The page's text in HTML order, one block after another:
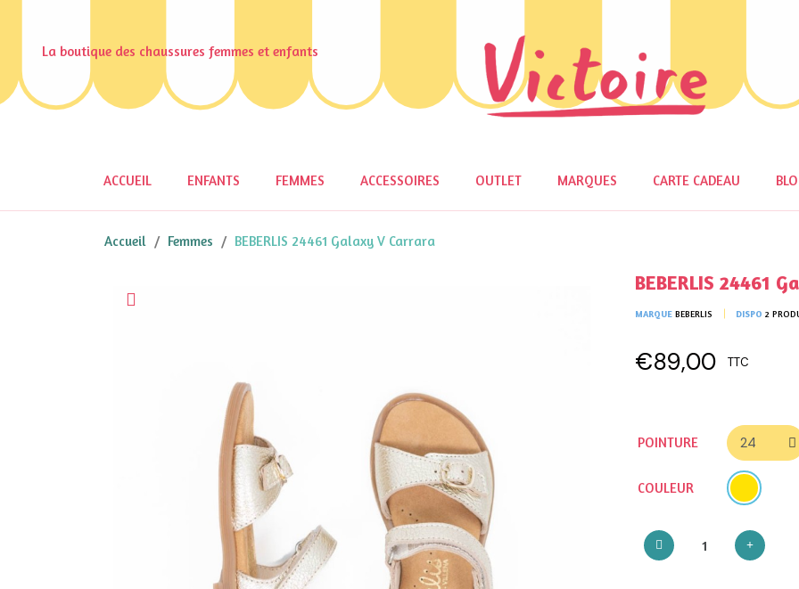
La boutique des chaussures femmes et enfants
ACCUEIL ENFANTS FEMMES ACCESSOIRES OUTLET MARQUES CARTE CADEAU
Accueil Femmes BEBERLIS 24461 Galaxy V Carrara
BEBERLIS 24461
MARQUE BEBERLIS DISPO 2
€89,00 TTC
POINTURE
COULEUR